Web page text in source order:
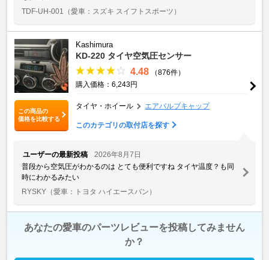
TDF-UH-001
（愛車：スズキ スイフトスポーツ）
この商品の
価格を比較する
Kashimura
KD-220 タイヤ空気圧センサー
4.48
（876件）
購入価格：6,243円
タイヤ・ホイール エアバルブキャップ
このカテゴリの取付店を探す
ユーザーの最新投稿
2026年8月7日
普段から空気圧がわかるのは とても便利ですね タイヤ温度？も同
時にわかるみたい
RYSKY （愛車：トヨタ ハイエースバン）
あなたの愛車のパーツレビューを投稿してみません
か？